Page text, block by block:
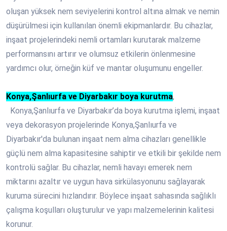
oluşan yüksek nem seviyelerini kontrol altına almak ve nemin
düşürülmesi için kullanılan önemli ekipmanlardır. Bu cihazlar,
inşaat projelerindeki nemli ortamları kurutarak malzeme
performansını artırır ve olumsuz etkilerin önlenmesine
yardımcı olur, örneğin küf ve mantar oluşumunu engeller.
Konya,Şanlıurfa ve Diyarbakır boya kurutma,
Konya,Şanlıurfa ve Diyarbakır’da boya kurutma işlemi, inşaat
veya dekorasyon projelerinde Konya,Şanlıurfa ve
Diyarbakır'da bulunan inşaat nem alma cihazları genellikle
güçlü nem alma kapasitesine sahiptir ve etkili bir şekilde nem
kontrolü sağlar. Bu cihazlar, nemli havayı emerek nem
miktarını azaltır ve uygun hava sirkülasyonunu sağlayarak
kuruma sürecini hızlandırır. Böylece inşaat sahasında sağlıklı
çalışma koşulları oluşturulur ve yapı malzemelerinin kalitesi
korunur.